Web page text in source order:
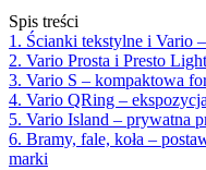
Spis treści
1. Ścianki tekstylne i Vario
2. Vario Prosta i Presto
3. Vario S – kompaktowa
4. Vario QRing –
5. Vario Island – prywatna
6. Bramy, fale, koła –
marki